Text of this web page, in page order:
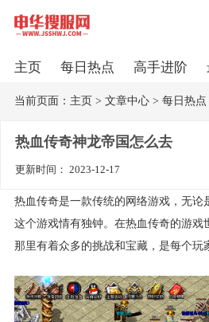
主页 每日热点 高手进阶
当前页面： 主页> 文章中心> 每日热点
热血传奇神龙帝国怎么去
更新时间： 2023-12-17
热血传奇是一款传统的网络游戏，无论
这个游戏情有独钟。在热血传奇的游戏
那里有着众多的挑战和宝藏，是每个玩